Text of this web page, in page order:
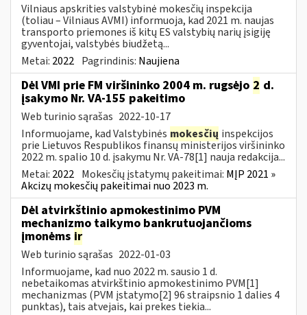
Vilniaus apskrities valstybinė mokesčių inspekcija
(toliau – Vilniaus AVMI) informuoja, kad 2021 m. naujas
transporto priemones iš kitų ES valstybių narių įsigiję
gyventojai, valstybės biudžetą...
Metai: 2022 Pagrindinis: Naujiena
Dėl VMI prie FM viršininko 2004 m. rugsėjo 2 d.
įsakymo Nr. VA-155 pakeitimo
Web turinio sąrašas 2022-10-17
Informuojame, kad Valstybinės mokesčių inspekcijos
prie Lietuvos Respublikos finansų ministerijos viršininko
2022 m. spalio 10 d. įsakymu Nr. VA-78[1] nauja redakcija...
Metai: 2022 Mokesčių įstatymų pakeitimai: MĮP 2021 »
Akcizų mokesčių pakeitimai nuo 2023 m.
Dėl atvirkštinio apmokestinimo PVM
mechanizmo taikymo bankrutuojančioms
įmonėms ir
Web turinio sąrašas 2022-01-03
Informuojame, kad nuo 2022 m. sausio 1 d.
nebetaikomas atvirkštinio apmokestinimo PVM[1]
mechanizmas (PVM įstatymo[2] 96 straipsnio 1 dalies 4
punktas), tais atvejais, kai prekes tiekia...